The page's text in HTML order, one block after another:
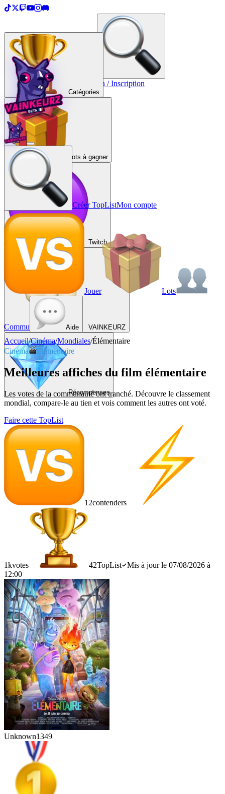
Créer une TopList Connexion / Inscription
Catégories
Lots à gagner
Twitch
VAINKEURZ
Récompenses
Créer TopListMon compte
Jouer Lots
Commu Aide
Accueil/Cinéma/Mondiales/Élémentaire
Cinéma
Élémentaire
Meilleures affiches du film élémentaire
Les votes de la communauté ont tranché. Découvre le classement
mondial, compare-le au tien et vois comment les autres ont voté.
Faire cette TopList
12contenders
1kvotes 42TopList
Mis à jour le 07/08/2026 à
12:00
Unknown1349